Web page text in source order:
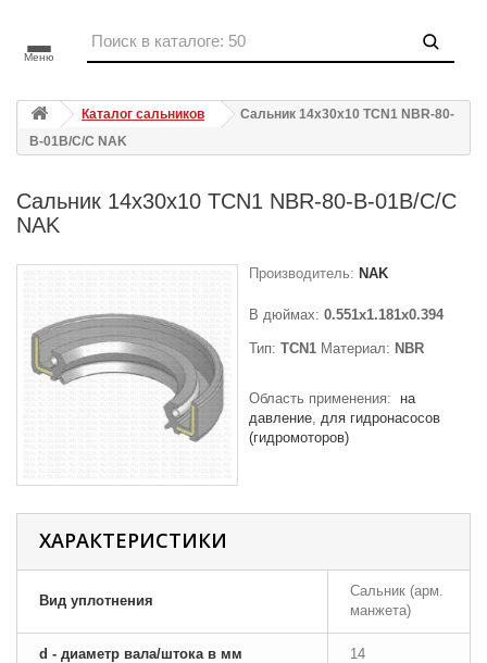
Меню
Каталог сальников
Сальник 14x30x10 TCN1 NBR-80-
B-01B/C/C NAK
Сальник 14x30x10 TCN1 NBR-80-B-01B/C/C
NAK
Производитель: NAK
В дюймах: 0.551x1.181x0.394
Тип: TCN1 Материал: NBR
Область применения:
на
давление для гидронасосов
(гидромоторов)
ХАРАКТЕРИСТИКИ
Вид уплотнения
Сальник (арм.
манжета)
d - диаметр вала/штока в мм 14